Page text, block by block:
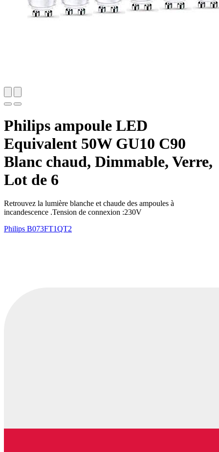
Philips ampoule LED
Equivalent 50W GU10 C90
Blanc chaud, Dimmable, Verre,
Lot de 6
Retrouvez la lumière blanche et chaude des ampoules à
incandescence .Tension de connexion :230V
Philips B073FT1QT2